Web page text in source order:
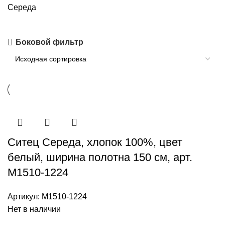
Середа
Боковой фильтр
Ситец Середа, хлопок 100%, цвет
белый, ширина полотна 150 см, арт.
М1510-1224
Артикул: М1510-1224
Нет в наличии